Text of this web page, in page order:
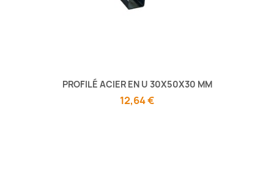
PROFILÉ ACIER EN U 30X50X30 MM
12,64 €